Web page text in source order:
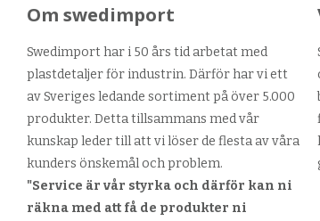
Om swedimport
Swedimport har i 50 års tid arbetat med
plastdetaljer för industrin. Därför har vi ett
av Sveriges ledande sortiment på över 5.000
produkter. Detta tillsammans med vår
kunskap leder till att vi löser de flesta av våra
kunders önskemål och problem.
"Service är vår styrka och därför kan ni
räkna med att få de produkter ni